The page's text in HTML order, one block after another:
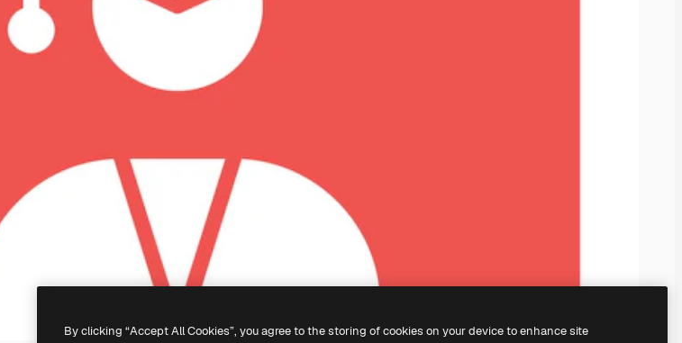
By clicking “Accept All Cookies”, you agree to the storing of cookies on your device to enhance site